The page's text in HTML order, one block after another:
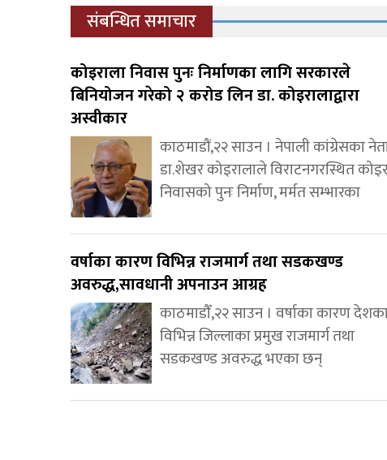
संबन्धित समाचार
कोइराला निवास पुनः निर्माणका लागि सरकारले
बिनियोजन गरेको २ करोड लिन डा. कोइरालाद्वारा
अस्वीकार
काठमाडौं,२२ साउन । नेपाली कांग्रेसका
डा.शेखर कोइरालाले विराटनगरस्थित
निवासको पुनः निर्माण, मर्मत सम्भारका
वर्षाका कारण विभिन्न राजमार्ग तथा सडकखण्ड
अवरुद्ध,सावधानी अपनाउन आग्रह
काठमाडौँ,२२ साउन । वर्षाका कारण
विभिन्न जिल्लाका प्रमुख राजमार्ग तथा
सडकखण्ड अवरुद्ध भएका छन्